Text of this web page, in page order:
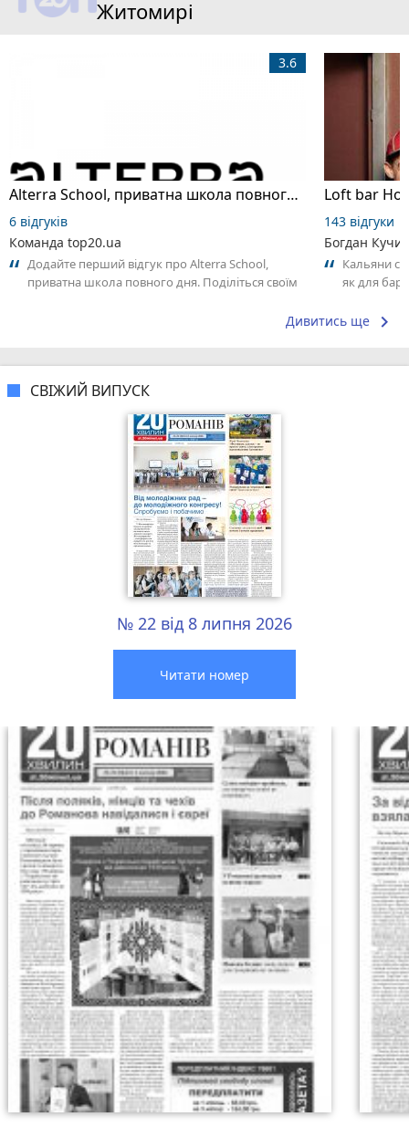
Житомирі
Alterra School, приватна школа повного дня
3.6
6 відгуків
Команда top20.ua
Додайте перший відгук про Alterra School,
приватна школа повного дня. Поділіться своїм
Loft bar
143 відгуки
Богдан
Кальяни
як для
Дивитись ще keyboard_arrow_right
СВІЖИЙ ВИПУСК
№ 22 від 8 липня 2026
Читати номер